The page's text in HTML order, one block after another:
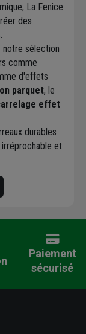
La Fenice
des
notre sélection
comme
d'effets
parquet, le
effet
durables
et
Paiement
sécurisé